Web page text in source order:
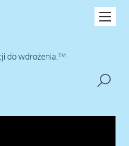
do wdrożenia.™